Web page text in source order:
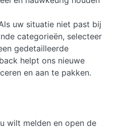
uw situatie niet past bij
categorieën, selecteer
gedetailleerde
helpt ons nieuwe
en aan te pakken.
wilt melden en open de